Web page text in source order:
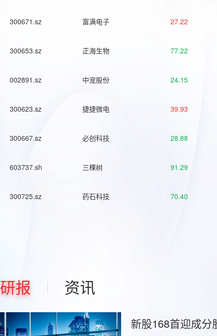
300671.sz 富满电子 27.22
300653.sz 正海生物 77.22
002891.sz 中宠股份 24.15
300623.sz 捷捷微电 39.93
300667.sz 必创科技 28.88
603737.sh 三棵树 91.29
300725.sz 药石科技 70.40
研报 资讯
新股168首迎成